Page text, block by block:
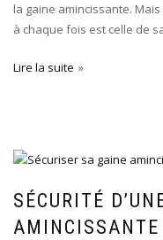
la gaine amincissante.
à chaque fois est celle de
Lire la suite
SÉCURITÉ
AMINCISSANTE